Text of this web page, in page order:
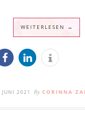
WEITERLESEN →
JUNI 2021 By CORINNA